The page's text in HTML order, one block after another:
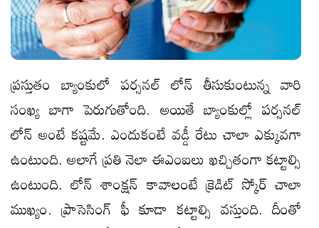
ప్రస్తుతం బ్యాంకులో పర్సనల్ లోన్ తీసుకుంటున్న వారి
సంఖ్య బాగా పెరుగుతోంది. అయితే బ్యాంకుల్లో పర్సనల్
లోన్ అంటే కష్టమే. ఎందుకంటే వడ్డీ రేటు చాలా ఎక్కువగా
ఉంటుంది. అలాగే ప్రతి నెలా ఈఎంఐలు ఖచ్చితంగా కట్టాల్సి
ఉంటుంది. లోన్ శాంక్షన్ కావాలంటే క్రెడిట్ స్కోర్ చాలా
ముఖ్యం. ప్రాసెసింగ్ ఫీ కూడా కట్టాల్సి వస్తుంది. దీంతో